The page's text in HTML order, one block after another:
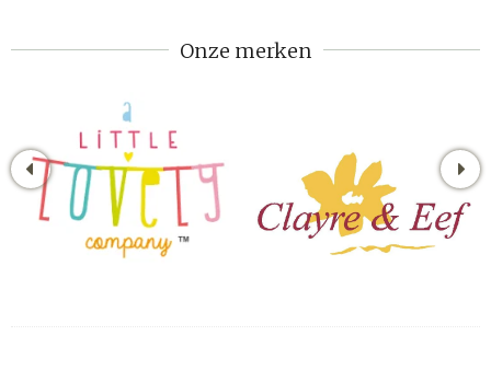
Onze merken